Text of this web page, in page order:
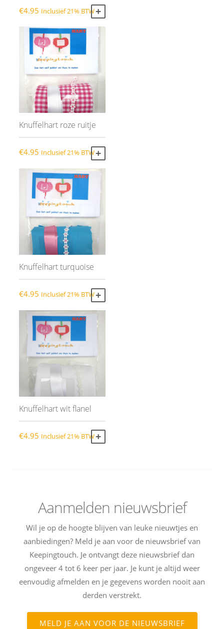
€4.95 Inclusief 21% BTW
Knuffelhart roze ruitje
€4.95 Inclusief 21% BTW
Knuffelhart turquoise
€4.95 Inclusief 21% BTW
Knuffelhart wit flanel
€4.95 Inclusief 21% BTW
Aanmelden nieuwsbrief
Wil je op de hoogte blijven van leuke nieuwtjes en
aanbiedingen? Meld je aan voor de nieuwsbrief van
Keepingtouch. Je ontvangt deze nieuwsbrief dan
ongeveer 4 tot 6 keer per jaar. Je kunt je altijd weer
eenvoudig afmelden en je gegevens worden nooit aan
derden verstrekt.
MELD JE AAN VOOR DE NIEUWSBRIEF